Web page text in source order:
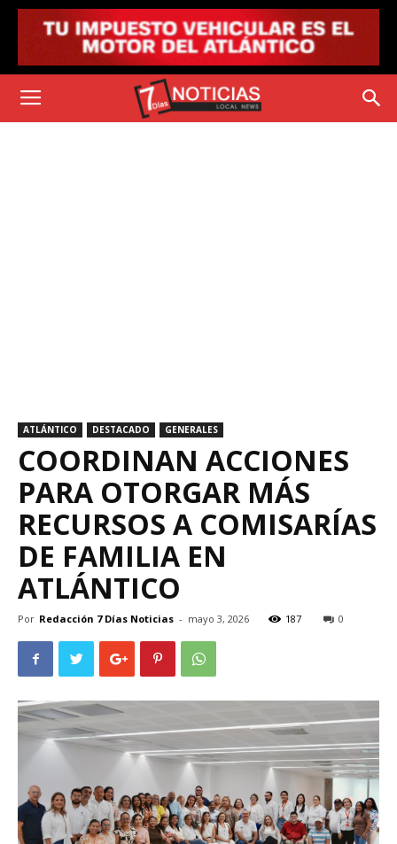
ATLÁNTICO DESTACADO GENERALES
COORDINAN ACCIONES
PARA OTORGAR MÁS
RECURSOS A COMISARÍAS
DE FAMILIA EN
ATLÁNTICO
Por Redacción 7 Días Noticias - mayo 3, 2026 187 0